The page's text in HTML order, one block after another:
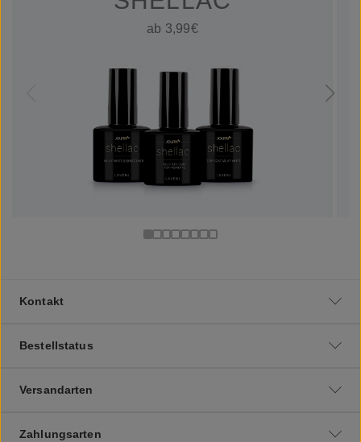
ab 3,99€
Kontakt
Bestellstatus
Versandarten
Zahlungsarten